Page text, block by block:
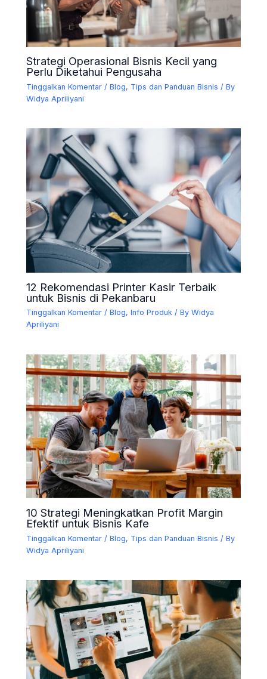
Strategi Operasional Bisnis Kecil yang
Perlu Diketahui Pengusaha
Tinggalkan Komentar /Blog, Tips dan Panduan Bisnis / By
Widya Apriliyani
12 Rekomendasi Printer Kasir Terbaik
untuk Bisnis di Pekanbaru
Tinggalkan Komentar /Blog,Info Produk / ByWidya
Apriliyani
10 Strategi Meningkatkan Profit Margin
Efektif untuk Bisnis Kafe
Tinggalkan Komentar /Blog, Tips dan Panduan Bisnis / By
Widya Apriliyani